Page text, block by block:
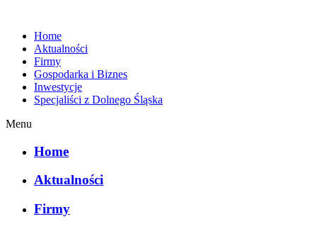
Home
Aktualności
Firmy
Gospodarka i Biznes
Inwestycje
Specjaliści z Dolnego Śląska
Menu
Home
Aktualności
Firmy